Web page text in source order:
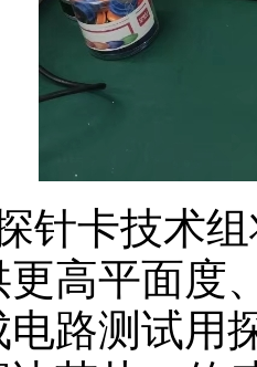
卡技术组
更高平面度
路测试用